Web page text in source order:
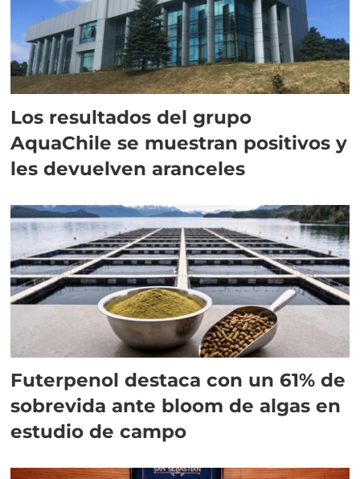
Los resultados del grupo
AquaChile se muestran positivos y
les devuelven aranceles
Futerpenol destaca con un 61% de
sobrevida ante bloom de algas en
estudio de campo